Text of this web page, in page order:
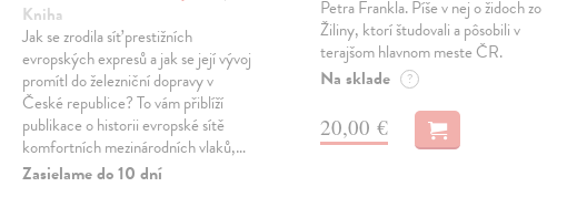
Kniha
Jak se zrodila síť prestižních
evropských expresů a jak se její vývoj
promítl do železniční dopravy v
České republice? To vám přiblíží
publikace o historii evropské sítě
komfortních mezinárodních vlaků,…
Zasielame do 10 dní
Petra Frankla. Píše v nej o židoch zo
Žiliny, ktorí študovali a pôsobili v
terajšom hlavnom meste ČR.
Na sklade ?
20,00 €